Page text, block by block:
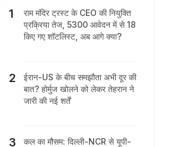
राम मंदिर ट्रस्ट के CEO की नियुक्ति
प्रक्रिया तेज, 5300 आवेदन में से 18
किए गए शॉटलिस्ट, अब आगे क्या?
ईरान-US के बीच समझौता अभी दूर की
बात? होर्मुज खोलने को लेकर तेहरान ने
जारी की नई शर्तें
कल का मौसम: दिल्ली-NCR से यूपी-